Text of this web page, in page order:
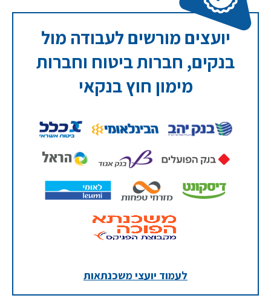
יועצים מורשים לעבודה מול
בנקים, חברות ביטוח וחברות
מימון חוץ בנקאי
לעמוד יועצי משכנתאות